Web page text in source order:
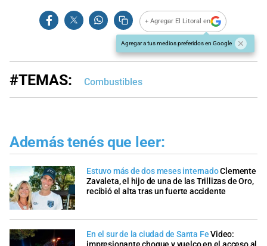
+ Agregar El Litoral en
Agregar a tus medios preferidos en Google
#TEMAS: Combustibles
Además tenés que leer:
Estuvo más de dos meses internadoClemente
Zavaleta, el hijo de una de las Trillizas de Oro,
recibió el alta tras un fuerte accidente
En el sur de la ciudad de Santa FeVideo: